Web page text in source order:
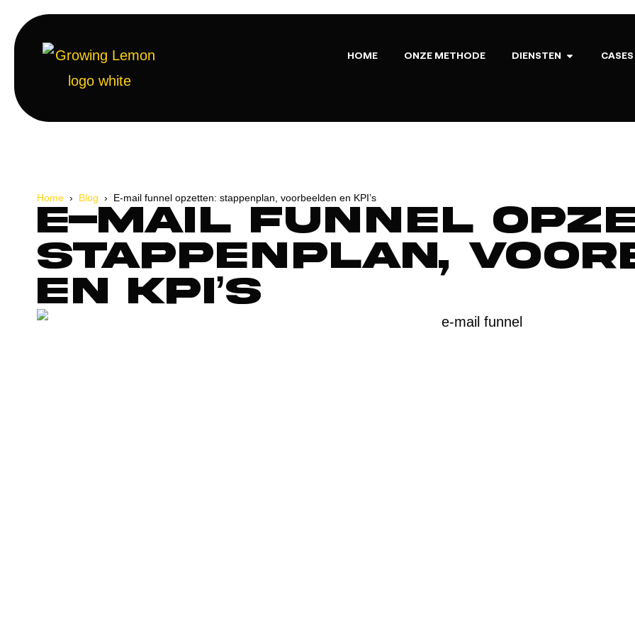
HOME ONZE METHODE DIENSTEN CASES
Home › Blog › E-mail funnel opzetten: stappenplan, voorbeelden en KPI’s
E-mail funnel
stappenplan,
en KPI’s